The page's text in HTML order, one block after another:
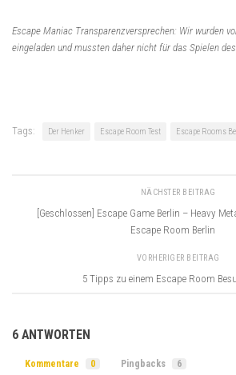
Escape Maniac Transparenzversprechen: Wir wurden
eingeladen und mussten daher nicht für das Spielen
Tags: Der Henker Escape Room Test Escape Rooms
NÄCHSTER BEITRAG
[Geschlossen] Escape Game Berlin – Heavy
Escape Room Berlin
VORHERIGER BEITRAG
5 Tipps zu einem Escape Room
6 ANTWORTEN
Kommentare 0 Pingbacks 6